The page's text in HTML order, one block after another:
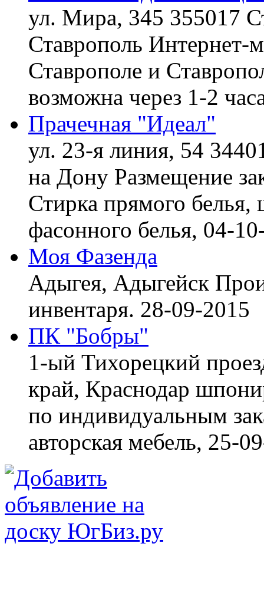
ул. Мира, 345 355017
Ставрополь Интернет-
Ставрополе и
возможна через 1-2
Прачечная "Идеал"
ул. 23-я линия, 54
на Дону Размещение
Стирка прямого
фасонного белья, 04-
Моя Фазенда
Адыгея, Адыгейск
инвентаря. 28-09-2015
ПК "Бобры"
1-ый Тихорецкий
край, Краснодар
по индивидуальным
авторская мебель, 25-